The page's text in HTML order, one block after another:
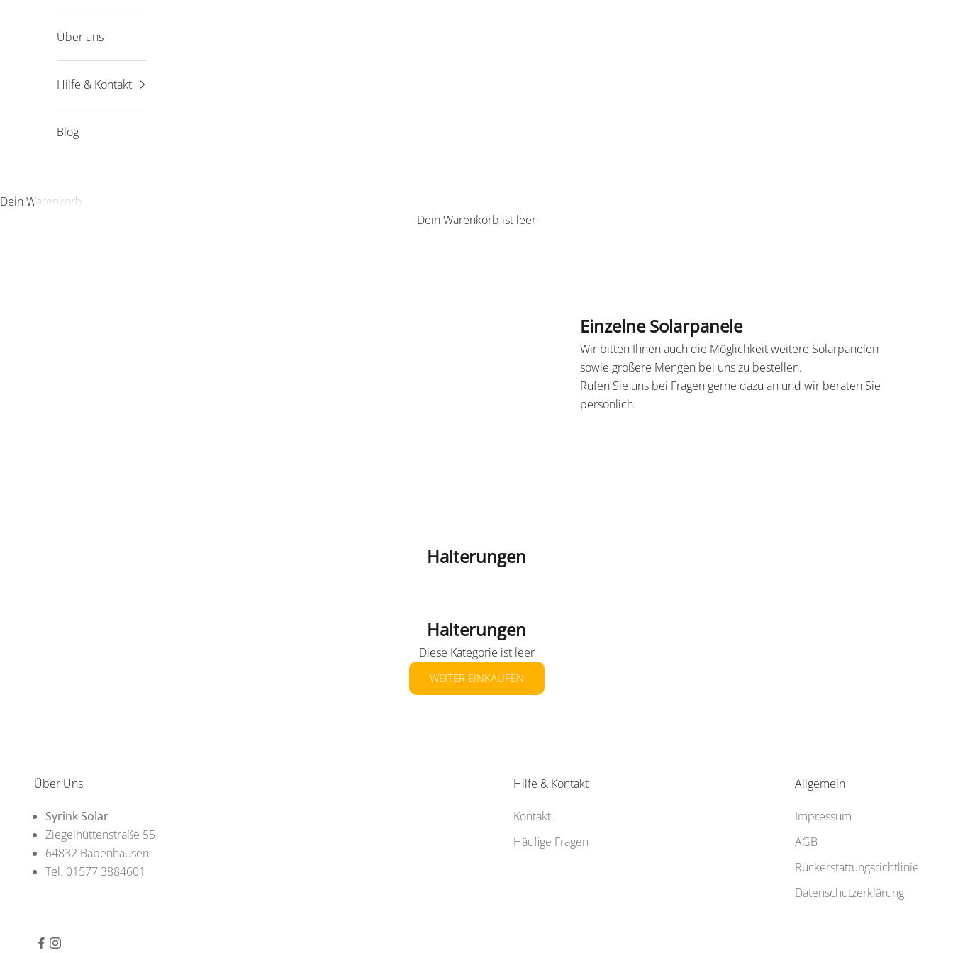
Über uns
Hilfe & Kontakt
Blog
Dein Warenkorb
Dein Warenkorb ist leer
Einzelne Solarpanele
Wir bitten Ihnen auch die Möglichkeit weitere Solarpanelen
sowie größere Mengen bei uns zu bestellen.
Rufen Sie uns bei Fragen gerne dazu an und wir beraten Sie
persönlich.
Halterungen
Halterungen
Diese Kategorie ist leer
WEITER EINKAUFEN
Über Uns
Syrink Solar
Ziegelhüttenstraße 55
64832 Babenhausen
Tel. 01577 3884601
Hilfe & Kontakt
Kontakt
Häufige Fragen
Allgemein
Impressum
AGB
Rückerstattungsrichtlinie
Datenschutzerklärung